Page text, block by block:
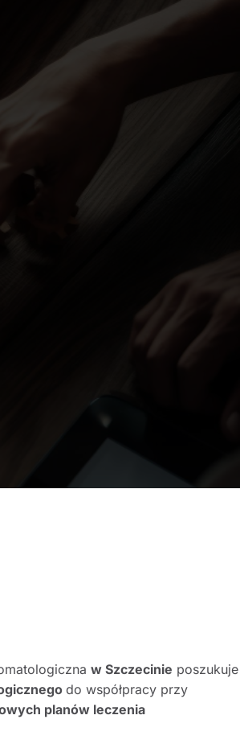
w Szczecinie poszukuje
do współpracy przy
planów leczenia